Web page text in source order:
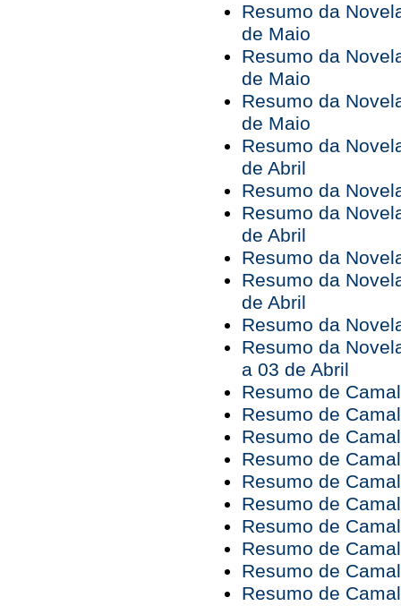
Resumo da
de Maio
Resumo da
de Maio
Resumo da
de Maio
Resumo da
de Abril
Resumo da
Resumo da
de Abril
Resumo da
Resumo da
de Abril
Resumo da
Resumo da
a 03 de Abril
Resumo de
Resumo de
Resumo de
Resumo de
Resumo de
Resumo de
Resumo de
Resumo de
Resumo de
Resumo de